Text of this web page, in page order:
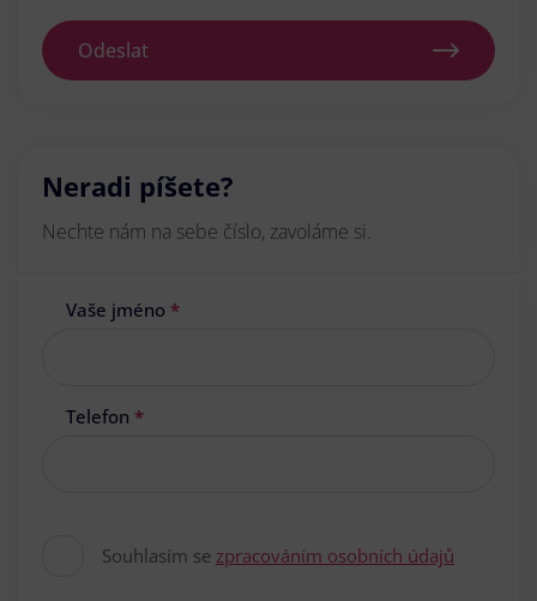
Odeslat
Neradi píšete?
Nechte nám na sebe číslo, zavoláme si.
Vaše jméno *
Telefon *
Souhlasím se zpracováním osobních údajů